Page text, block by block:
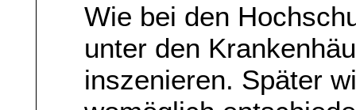
Wie bei den
unter den
inszenieren. Später